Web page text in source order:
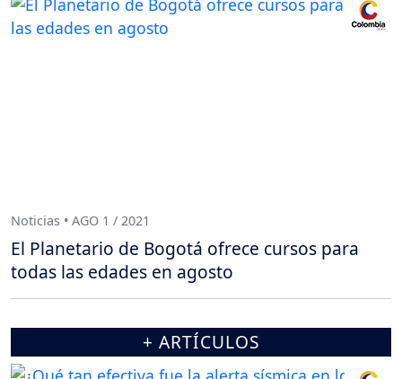
Noticias • AGO 1 / 2021
El Planetario de Bogotá ofrece cursos para
todas las edades en agosto
+ ARTÍCULOS